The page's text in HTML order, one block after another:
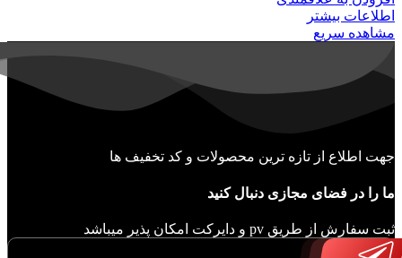
اطلاعات بیشتر
مشاهده سریع
جهت اطلاع از تازه ترین محصولات و کد تخفیف ها
ما را در فضای مجازی دنبال کنید
ثبت سفارش از طریق pv و دایرکت امکان پذیر میباشد